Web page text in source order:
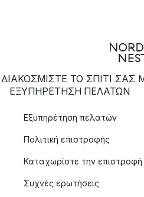
ΔΙΑΚΟΣΜΙΣΤΕ ΤΟ ΣΠΙΤΙ ΣΑΣ
ΕΞΥΠΗΡΈΤΗΣΗ ΠΕΛΑΤΏΝ
Εξυπηρέτηση πελατών
Πολιτική επιστροφής
Καταχωρίστε την
Συχνές ερωτήσεις